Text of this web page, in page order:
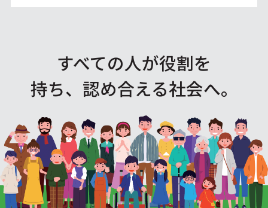
すべての人が役割を
持ち、認め合える社会へ。